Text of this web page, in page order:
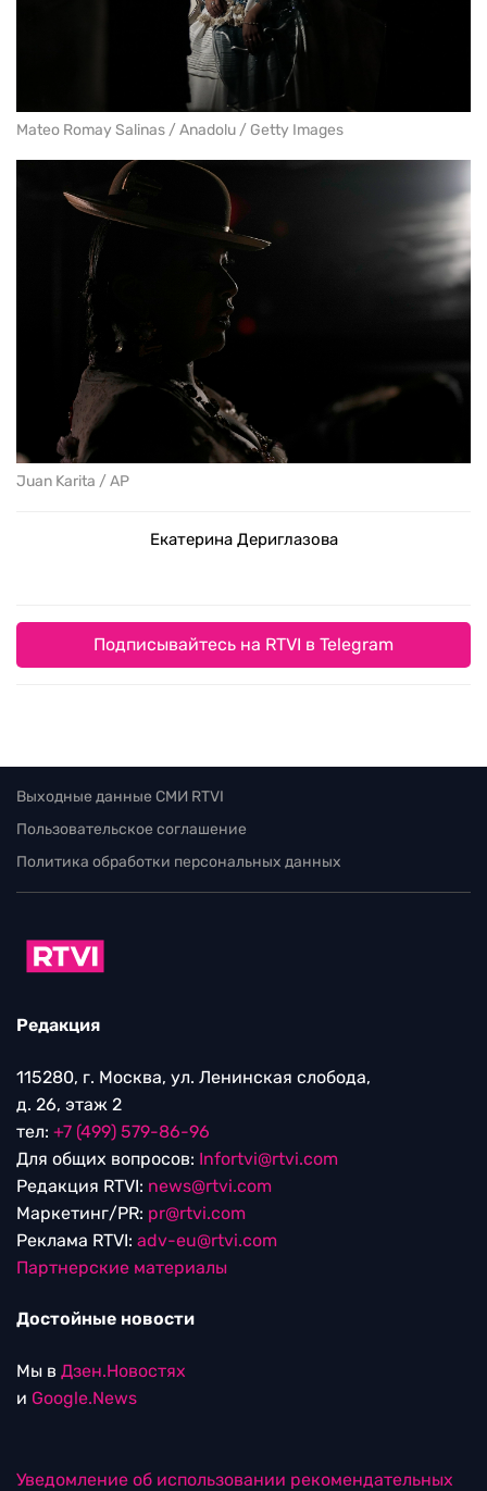
Mateo Romay Salinas / Anadolu / Getty Images
Juan Karita / AP
Екатерина Дериглазова
Подписывайтесь на RTVI в Telegram
Выходные данные СМИ RTVI
Пользовательское соглашение
Политика обработки персональных данных
Редакция
115280, г. Москва, ул. Ленинская слобода,
д. 26, этаж 2
тел: +7 (499) 579-86-96
Для общих вопросов: Infortvi@rtvi.com
Редакция RTVI: news@rtvi.com
Маркетинг/PR: pr@rtvi.com
Реклама RTVI: adv-eu@rtvi.com
Партнерские материалы
Достойные новости
Мы в Дзен.Новостях
и Google.News
Уведомление об использовании рекомендательных